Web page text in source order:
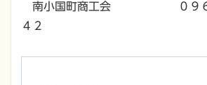
南小国町商工会 ０９６７
４２